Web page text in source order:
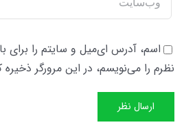
اسم، آدرس ای‌میل و سایتم را برای
نظرم را می‌نویسم، در این مرورگر